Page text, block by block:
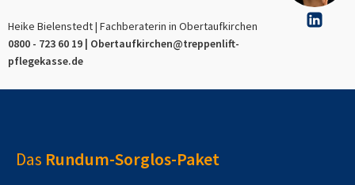
Heike Bielenstedt | Fachberaterin in Obertaufkirchen
0800 - 723 60 19 | Obertaufkirchen@treppenlift-
pflegekasse.de
Das Rundum-Sorglos-Paket